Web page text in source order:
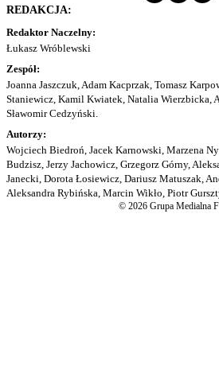
REDAKCJA:
Redaktor Naczelny:
Łukasz Wróblewski
Zespół:
Joanna Jaszczuk, Adam Kacprzak, Tomasz
Staniewicz, Kamil Kwiatek, Natalia Wierzbicka,
Sławomir Cedzyński.
Autorzy:
Wojciech Biedroń, Jacek Karnowski, Marzena
Budzisz, Jerzy Jachowicz, Grzegorz Górny,
Janecki, Dorota Łosiewicz, Dariusz Matuszak,
Aleksandra Rybińska, Marcin Wikło, Piotr
© 2026 Grupa Medialna